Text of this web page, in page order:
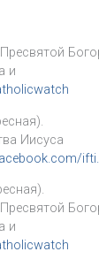
и
Иисуса
и